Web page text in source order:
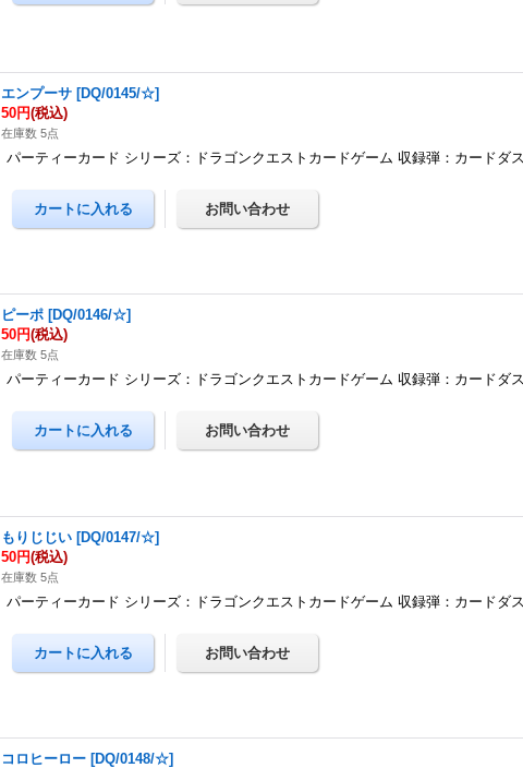
エンプーサ [DQ/0145/☆]
50円(税込)
在庫数 5点
パーティーカード シリーズ：ドラゴンクエストカードゲーム 収録弾：カードダ
ピーポ [DQ/0146/☆]
50円(税込)
在庫数 5点
パーティーカード シリーズ：ドラゴンクエストカードゲーム 収録弾：カードダ
もりじじい [DQ/0147/☆]
50円(税込)
在庫数 5点
パーティーカード シリーズ：ドラゴンクエストカードゲーム 収録弾：カードダ
コロヒーロー [DQ/0148/☆]